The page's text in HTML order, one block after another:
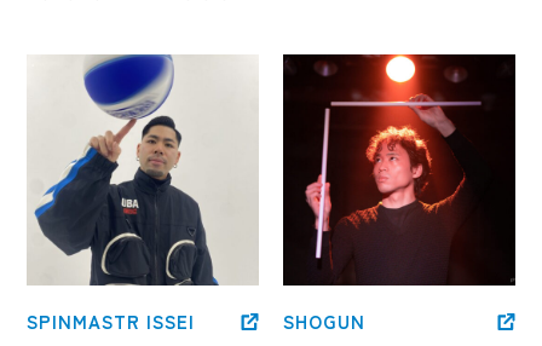
SPINMASTR ISSEI SHOGUN